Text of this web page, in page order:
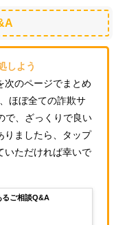
しよう
次のページでまとめ
ほぼ全ての詐欺サ
で、ざっくりで良い
りましたら、タップ
いただければ幸いで
るご相談Q&A